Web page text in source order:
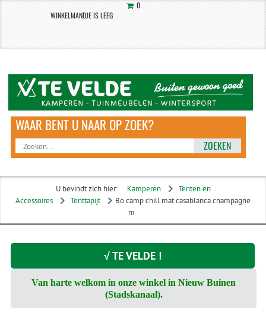
0
WINKELMANDJE IS LEEG
ZOEKEN
U bevindt zich hier: Kamperen
Tenten en
Accessoires
Tenttapijt
Bo camp chill mat casablanca champagne
m
√ TE VELDE !
Van harte welkom in onze winkel in Nieuw Buinen
(Stadskanaal).